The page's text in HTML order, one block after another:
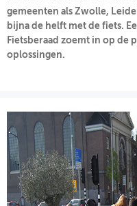
ADRESSENBOEK
OVER FIETSBERAAD
THEMASITES
GEBRUIKER
gemeenten als Zwolle,
bijna de helft met de fiets.
Fietsberaad zoemt in op de
oplossingen.